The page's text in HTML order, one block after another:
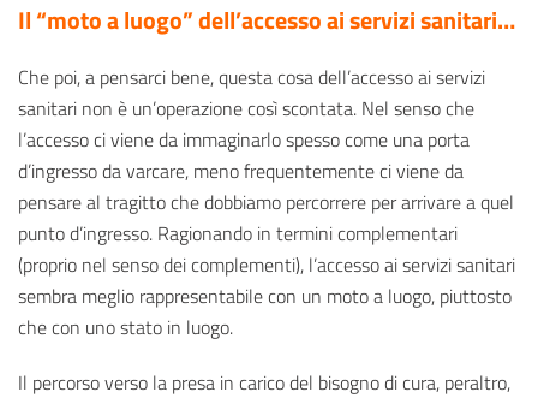
Il “moto a luogo” dell’accesso ai servizi sanitari…
Che poi, a pensarci bene, questa cosa dell’accesso ai servizi
sanitari non è un’operazione così scontata. Nel senso che
l’accesso ci viene da immaginarlo spesso come una porta
d’ingresso da varcare, meno frequentemente ci viene da
pensare al tragitto che dobbiamo percorrere per arrivare a quel
punto d’ingresso. Ragionando in termini complementari
(proprio nel senso dei complementi), l’accesso ai servizi sanitari
sembra meglio rappresentabile con un moto a luogo, piuttosto
che con uno stato in luogo.
Il percorso verso la presa in carico del bisogno di cura, peraltro,